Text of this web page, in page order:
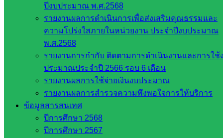
ปีงบประมาณ พ.ศ.2568
รายงานผลการดำเนินการเพื่อส่งเสริมคุณธรรมและ
ความโปร่งใสภายในหน่วยงาน ประจำปีงบประมาณ
พ.ศ.2568
รายงานการกำกับ ติดตามการดำเนินงานและการใช้
ประมาณประจำปี 2566 รอบ 6 เดือน
รายงานผลการใช้จ่ายเงินงบประมาณ
รายงานผลการสำรวจความพึงพอใจการให้บริการ
ข้อมูลสารสนเทศ
ปีการศึกษา 2568
ปีการศึกษา 2567
หน่วยงาน
ในจังหวัด
สระแก้ว
จังหวัด
สระแก้ว
องค์การ
บริหาร